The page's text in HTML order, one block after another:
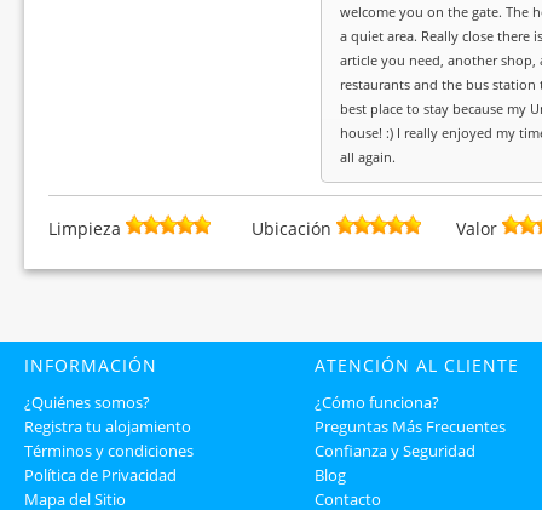
welcome you on the gate. The
a quiet area. Really close there
article you need, another shop,
restaurants and the bus station
best place to stay because my
house! :) I really enjoyed my
all again.
Limpieza Ubicación Valor
INFORMACIÓN
¿Quiénes somos?
Registra tu alojamiento
Términos y condiciones
Política de Privacidad
Mapa del Sitio
ATENCIÓN AL CLIENTE
¿Cómo funciona?
Preguntas Más Frecuentes
Confianza y Seguridad
Blog
Contacto